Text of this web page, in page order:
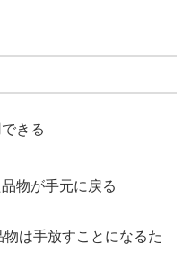
きる
物が手元に戻る
は手放すことになるた